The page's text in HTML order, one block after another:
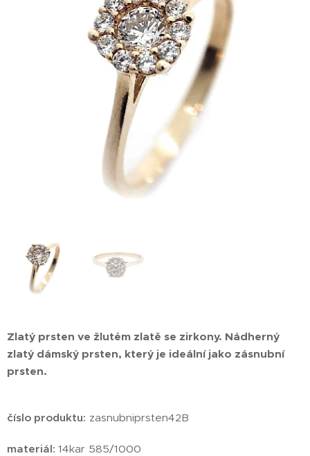
Zlatý prsten ve žlutém zlatě se zirkony. Nádherný
zlatý dámský prsten, který je ideální jako zásnubní
prsten.
číslo produktu: zasnubniprsten42B
materiál: 14kar 585/1000